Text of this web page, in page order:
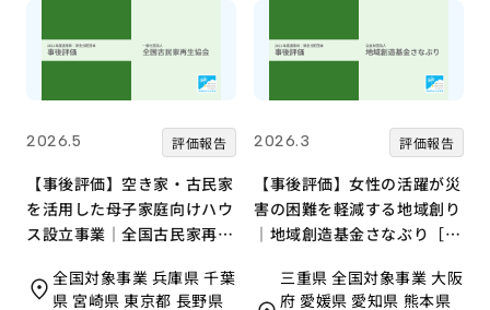
2026.5 評価報告
【事後評価】空き家・古民家
を活用した母子家庭向けハウ
ス設立事業｜全国古民家再生
全国対象事業 兵庫県 千葉
県 宮崎県 東京都 長野県
2026.3 評価報告
【事後評価】女性の活躍が災
害の困難を軽減する地域創り
｜地域創造基金さなぶり［21
三重県 全国対象事業 大阪
府 愛媛県 愛知県 熊本県